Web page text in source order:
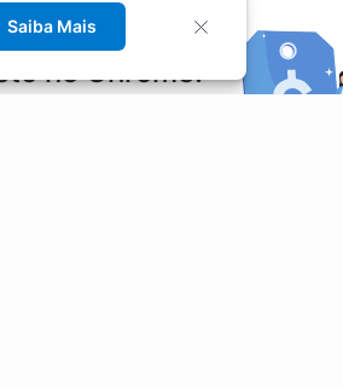
no Chrome!
Saiba Mais